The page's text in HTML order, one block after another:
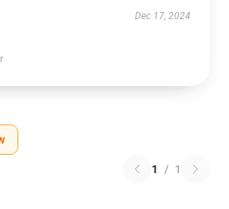
Dec 17, 2024
1 / 1